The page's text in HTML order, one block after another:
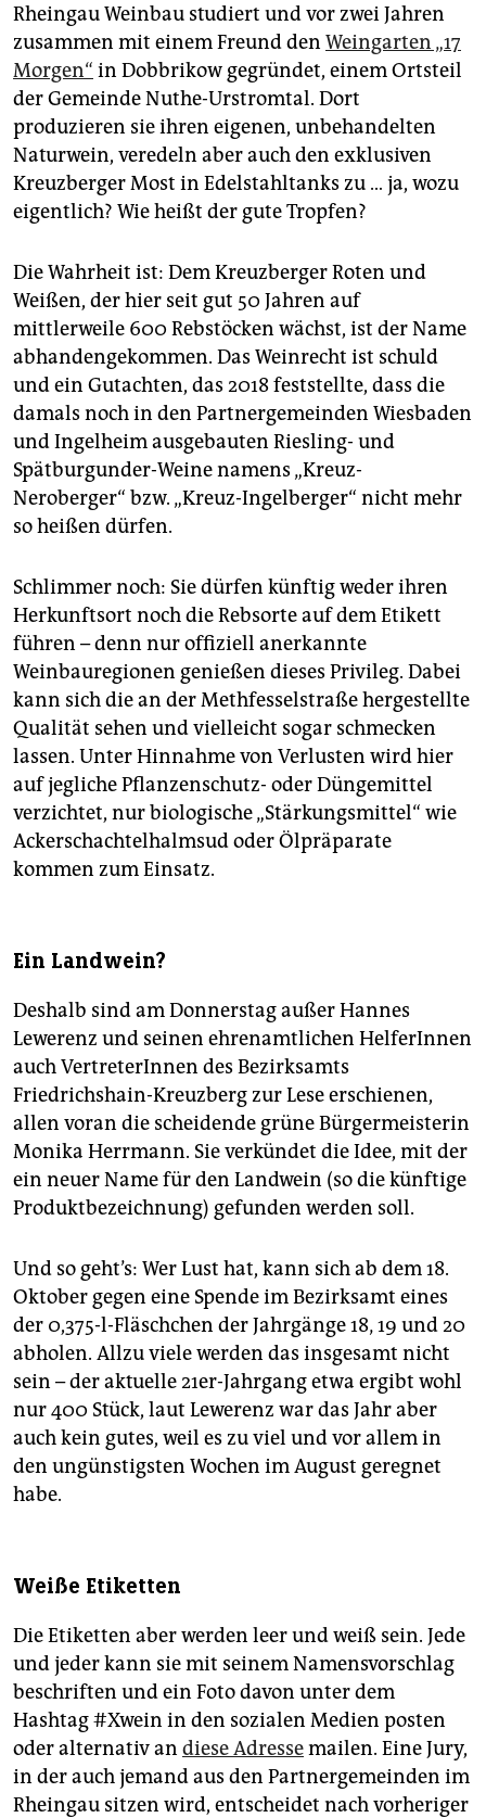
Rheingau Weinbau studiert und vor zwei Jahren
zusammen mit einem Freund den Weingarten „17
Morgen“ in Dobbrikow gegründet, einem Ortsteil
der Gemeinde Nuthe-Urstromtal. Dort
produzieren sie ihren eigenen, unbehandelten
Naturwein, veredeln aber auch den exklusiven
Kreuzberger Most in Edelstahltanks zu … ja, wozu
eigentlich? Wie heißt der gute Tropfen?
Die Wahrheit ist: Dem Kreuzberger Roten und
Weißen, der hier seit gut 50 Jahren auf
mittlerweile 600 Rebstöcken wächst, ist der Name
abhandengekommen. Das Weinrecht ist schuld
und ein Gutachten, das 2018 feststellte, dass die
damals noch in den Partnergemeinden Wiesbaden
und Ingelheim ausgebauten Riesling- und
Spätburgunder-Weine namens „Kreuz-
Neroberger“ bzw. „Kreuz-Ingelberger“ nicht mehr
so heißen dürfen.
Schlimmer noch: Sie dürfen künftig weder ihren
Herkunftsort noch die Rebsorte auf dem Etikett
führen – denn nur offiziell anerkannte
Weinbauregionen genießen dieses Privileg. Dabei
kann sich die an der Methfesselstraße hergestellte
Qualität sehen und vielleicht sogar schmecken
lassen. Unter Hinnahme von Verlusten wird hier
auf jegliche Pflanzenschutz- oder Düngemittel
verzichtet, nur biologische „Stärkungsmittel“ wie
Ackerschachtelhalmsud oder Ölpräparate
kommen zum Einsatz.
Ein Landwein?
Deshalb sind am Donnerstag außer Hannes
Lewerenz und seinen ehrenamtlichen HelferInnen
auch VertreterInnen des Bezirksamts
Friedrichshain-Kreuzberg zur Lese erschienen,
allen voran die scheidende grüne Bürgermeisterin
Monika Herrmann. Sie verkündet die Idee, mit der
ein neuer Name für den Landwein (so die künftige
Produktbezeichnung) gefunden werden soll.
Und so geht’s: Wer Lust hat, kann sich ab dem 18.
Oktober gegen eine Spende im Bezirksamt eines
der 0,375-l-Fläschchen der Jahrgänge 18‚ 19 und 20
abholen. Allzu viele werden das insgesamt nicht
sein – der aktuelle 21er-Jahrgang etwa ergibt wohl
nur 400 Stück, laut Lewerenz war das Jahr aber
auch kein gutes, weil es zu viel und vor allem in
den ungünstigsten Wochen im August geregnet
habe.
Weiße Etiketten
Die Etiketten aber werden leer und weiß sein. Jede
und jeder kann sie mit seinem Namensvorschlag
beschriften und ein Foto davon unter dem
Hashtag #Xwein in den sozialen Medien posten
oder alternativ an diese Adressemailen. Eine Jury,
in der auch jemand aus den Partnergemeinden im
Rheingau sitzen wird, entscheidet nach vorheriger